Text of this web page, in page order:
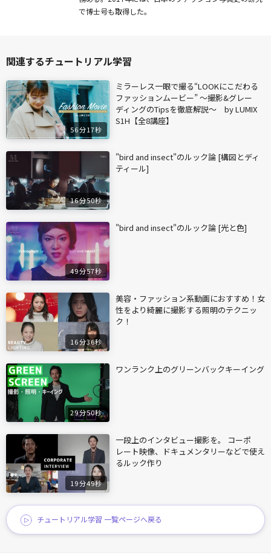
で博士号も取得した。
関連するチュートリアル学習
56分17秒
ミラーレス一眼で撮る“LOOKにこだわる
ファッションムービー” ～撮影&グレー
ディングのTipsを徹底解説～ by LUMIX
S1H【全8講座】
16分50秒
"bird and insect"のルック論 [構図とディ
ティール]
49分57秒
"bird and insect"のルック論 [光と色]
16分36秒
美容・ファッション系動画におすすめ！女
性をより綺麗に撮影する照明のテクニッ
ク！
29分50秒
ワンランク上のグリーンバックキーイング
19分49秒
一段上のインタビュー撮影を。 コーポ
レート映像、ドキュメンタリーなどで使え
るルック作り
チュートリアル学習 一覧ページへ戻る